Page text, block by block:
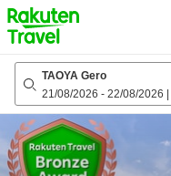
to
top
page
TAOYA Gero
21/08/2026 - 22/08/2026